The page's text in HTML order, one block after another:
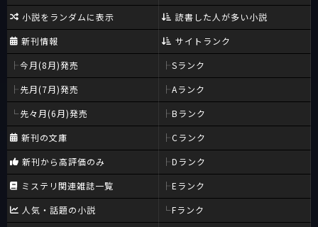
小説をランダムに表示
新刊情報
今月(8月)発売
先月(7月)発売
先々月(6月)発売
新刊の文庫
新刊から高評価のみ
ミステリ関連雑誌一覧
人気・話題の小説
読書した人が多い小説
サイトランク
Sランク
Aランク
Bランク
Cランク
Dランク
Eランク
Fランク